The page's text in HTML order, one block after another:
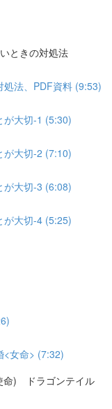
ときの対処法
法、PDF資料 (9:53)
が大切-1 (5:30)
が大切-2 (7:10)
が大切-3 (6:08)
が大切-4 (5:25)
<女命> (7:32)
命) ドラゴンテイル